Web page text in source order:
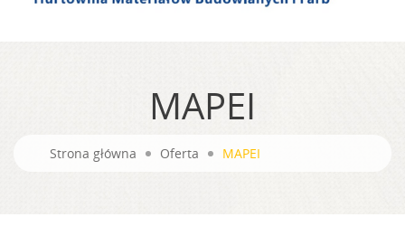
MAPEI
Strona główna Oferta MAPEI